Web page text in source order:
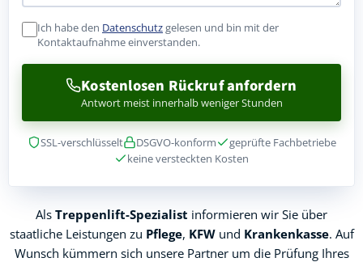
Ich habe den Datenschutzgelesen und bin mit der
Kontaktaufnahme einverstanden.
Kostenlosen Rückruf anfordern
Antwort meist innerhalb weniger Stunden
SSL-verschlüsselt DSGVO-konform
geprüfte Fachbetriebe
keine versteckten Kosten
Als Treppenlift-Spezialist informieren wir Sie über
staatliche Leistungen zu Pflege, KFWund Krankenkasse. Auf
Wunsch kümmern sich unsere Partner um die Prüfung Ihres